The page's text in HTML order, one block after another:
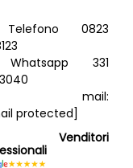
0823
331
protected]
Venditori